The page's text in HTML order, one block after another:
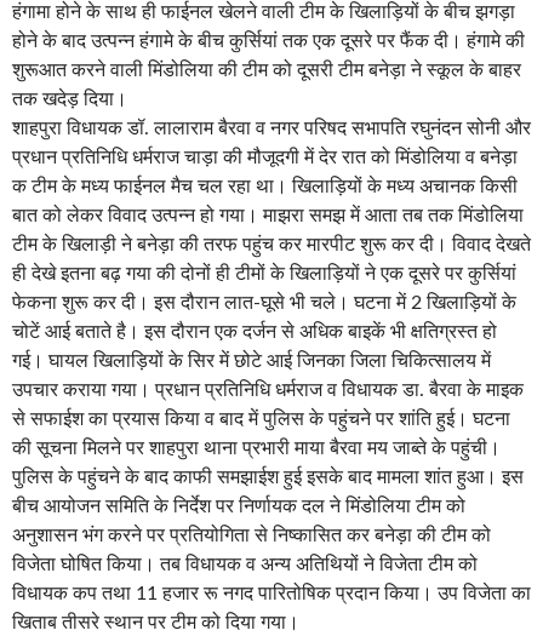
हंगामा होने के साथ ही फाईनल खेलने वाली टीम के खिलाड़ियों के बीच झगड़ा
होने के बाद उत्पन्न हंगामे के बीच कुर्सियां तक एक दूसरे पर फैंक दी। हंगामे की
शुरूआत करने वाली मिंडोलिया की टीम को दूसरी टीम बनेड़ा ने स्कूल के बाहर
तक खदेड़ दिया।
शाहपुरा विधायक डॉ. लालाराम बैरवा व नगर परिषद सभापति रघुनंदन सोनी और
प्रधान प्रतिनिधि धर्मराज चाड़ा की मौजूदगी में देर रात को मिंडोलिया व बनेड़ा
क टीम के मध्य फाईनल मैच चल रहा था। खिलाड़ियों के मध्य अचानक किसी
बात को लेकर विवाद उत्पन्न हो गया। माझरा समझ में आता तब तक मिंडोलिया
टीम के खिलाड़ी ने बनेड़ा की तरफ पहुंच कर मारपीट शुरू कर दी। विवाद देखते
ही देखे इतना बढ़ गया की दोनों ही टीमों के खिलाड़ियों ने एक दूसरे पर कुर्सियां
फेकना शुरू कर दी। इस दौरान लात-घूसे भी चले। घटना में 2 खिलाड़ियों के
चोटें आई बताते है। इस दौरान एक दर्जन से अधिक बाइकें भी क्षतिग्रस्त हो
गई। घायल खिलाड़ियों के सिर में छोटे आई जिनका जिला चिकित्सालय में
उपचार कराया गया। प्रधान प्रतिनिधि धर्मराज व विधायक डा. बैरवा के माइक
से सफाईश का प्रयास किया व बाद में पुलिस के पहुंचने पर शांति हुई। घटना
की सूचना मिलने पर शाहपुरा थाना प्रभारी माया बैरवा मय जाब्ते के पहुंची।
पुलिस के पहुंचने के बाद काफी समझाईश हुई इसके बाद मामला शांत हुआ। इस
बीच आयोजन समिति के निर्देश पर निर्णायक दल ने मिंडोलिया टीम को
अनुशासन भंग करने पर प्रतियोगिता से निष्कासित कर बनेड़ा की टीम को
विजेता घोषित किया। तब विधायक व अन्य अतिथियों ने विजेता टीम को
विधायक कप तथा 11 हजार रू नगद पारितोषिक प्रदान किया। उप विजेता का
खिताब तीसरे स्थान पर टीम को दिया गया।